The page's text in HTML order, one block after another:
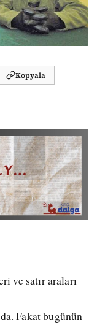
Kopyala
ve satır araları
Fakat bugünün